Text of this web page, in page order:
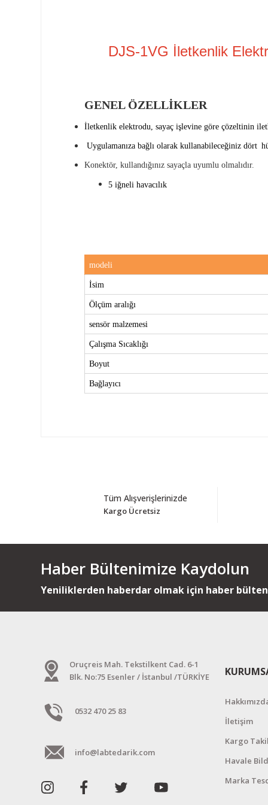
DJS-1VG İletkenlik
GENEL ÖZELLİKLER
İletkenlik elektrodu, sayaç işlevine göre çözeltinin
Uygulamanıza bağlı olarak kullanabileceğiniz dört
Konektör, kullandığınız sayaçla uyumlu olmalıdır.
5 iğneli havacılık
modeli
İsim
Ölçüm aralığı
sensör malzemesi
Çalışma Sıcaklığı
Boyut
Bağlayıcı
Tüm Alışverişlerinizde
Kargo Ücretsiz
Haber Bültenimize Kaydolun
Yeniliklerden haberdar olmak için haber
Oruçreis Mah. Tekstilkent Cad. 6-1
Blk. No:75 Esenler / İstanbul /TÜRKİYE
0532 470 25 83
info@labtedarik.com
İletişim
Kargo
Havale
Marka